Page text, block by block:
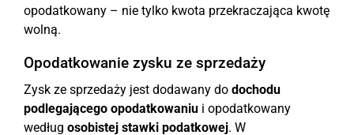
opodatkowany – nie tylko kwota przekraczająca kwotę
wolną.
Opodatkowanie zysku ze sprzedaży
Zysk ze sprzedaży jest dodawany do dochodu
podlegającego opodatkowaniu i opodatkowany
według osobistej stawki podatkowej. W